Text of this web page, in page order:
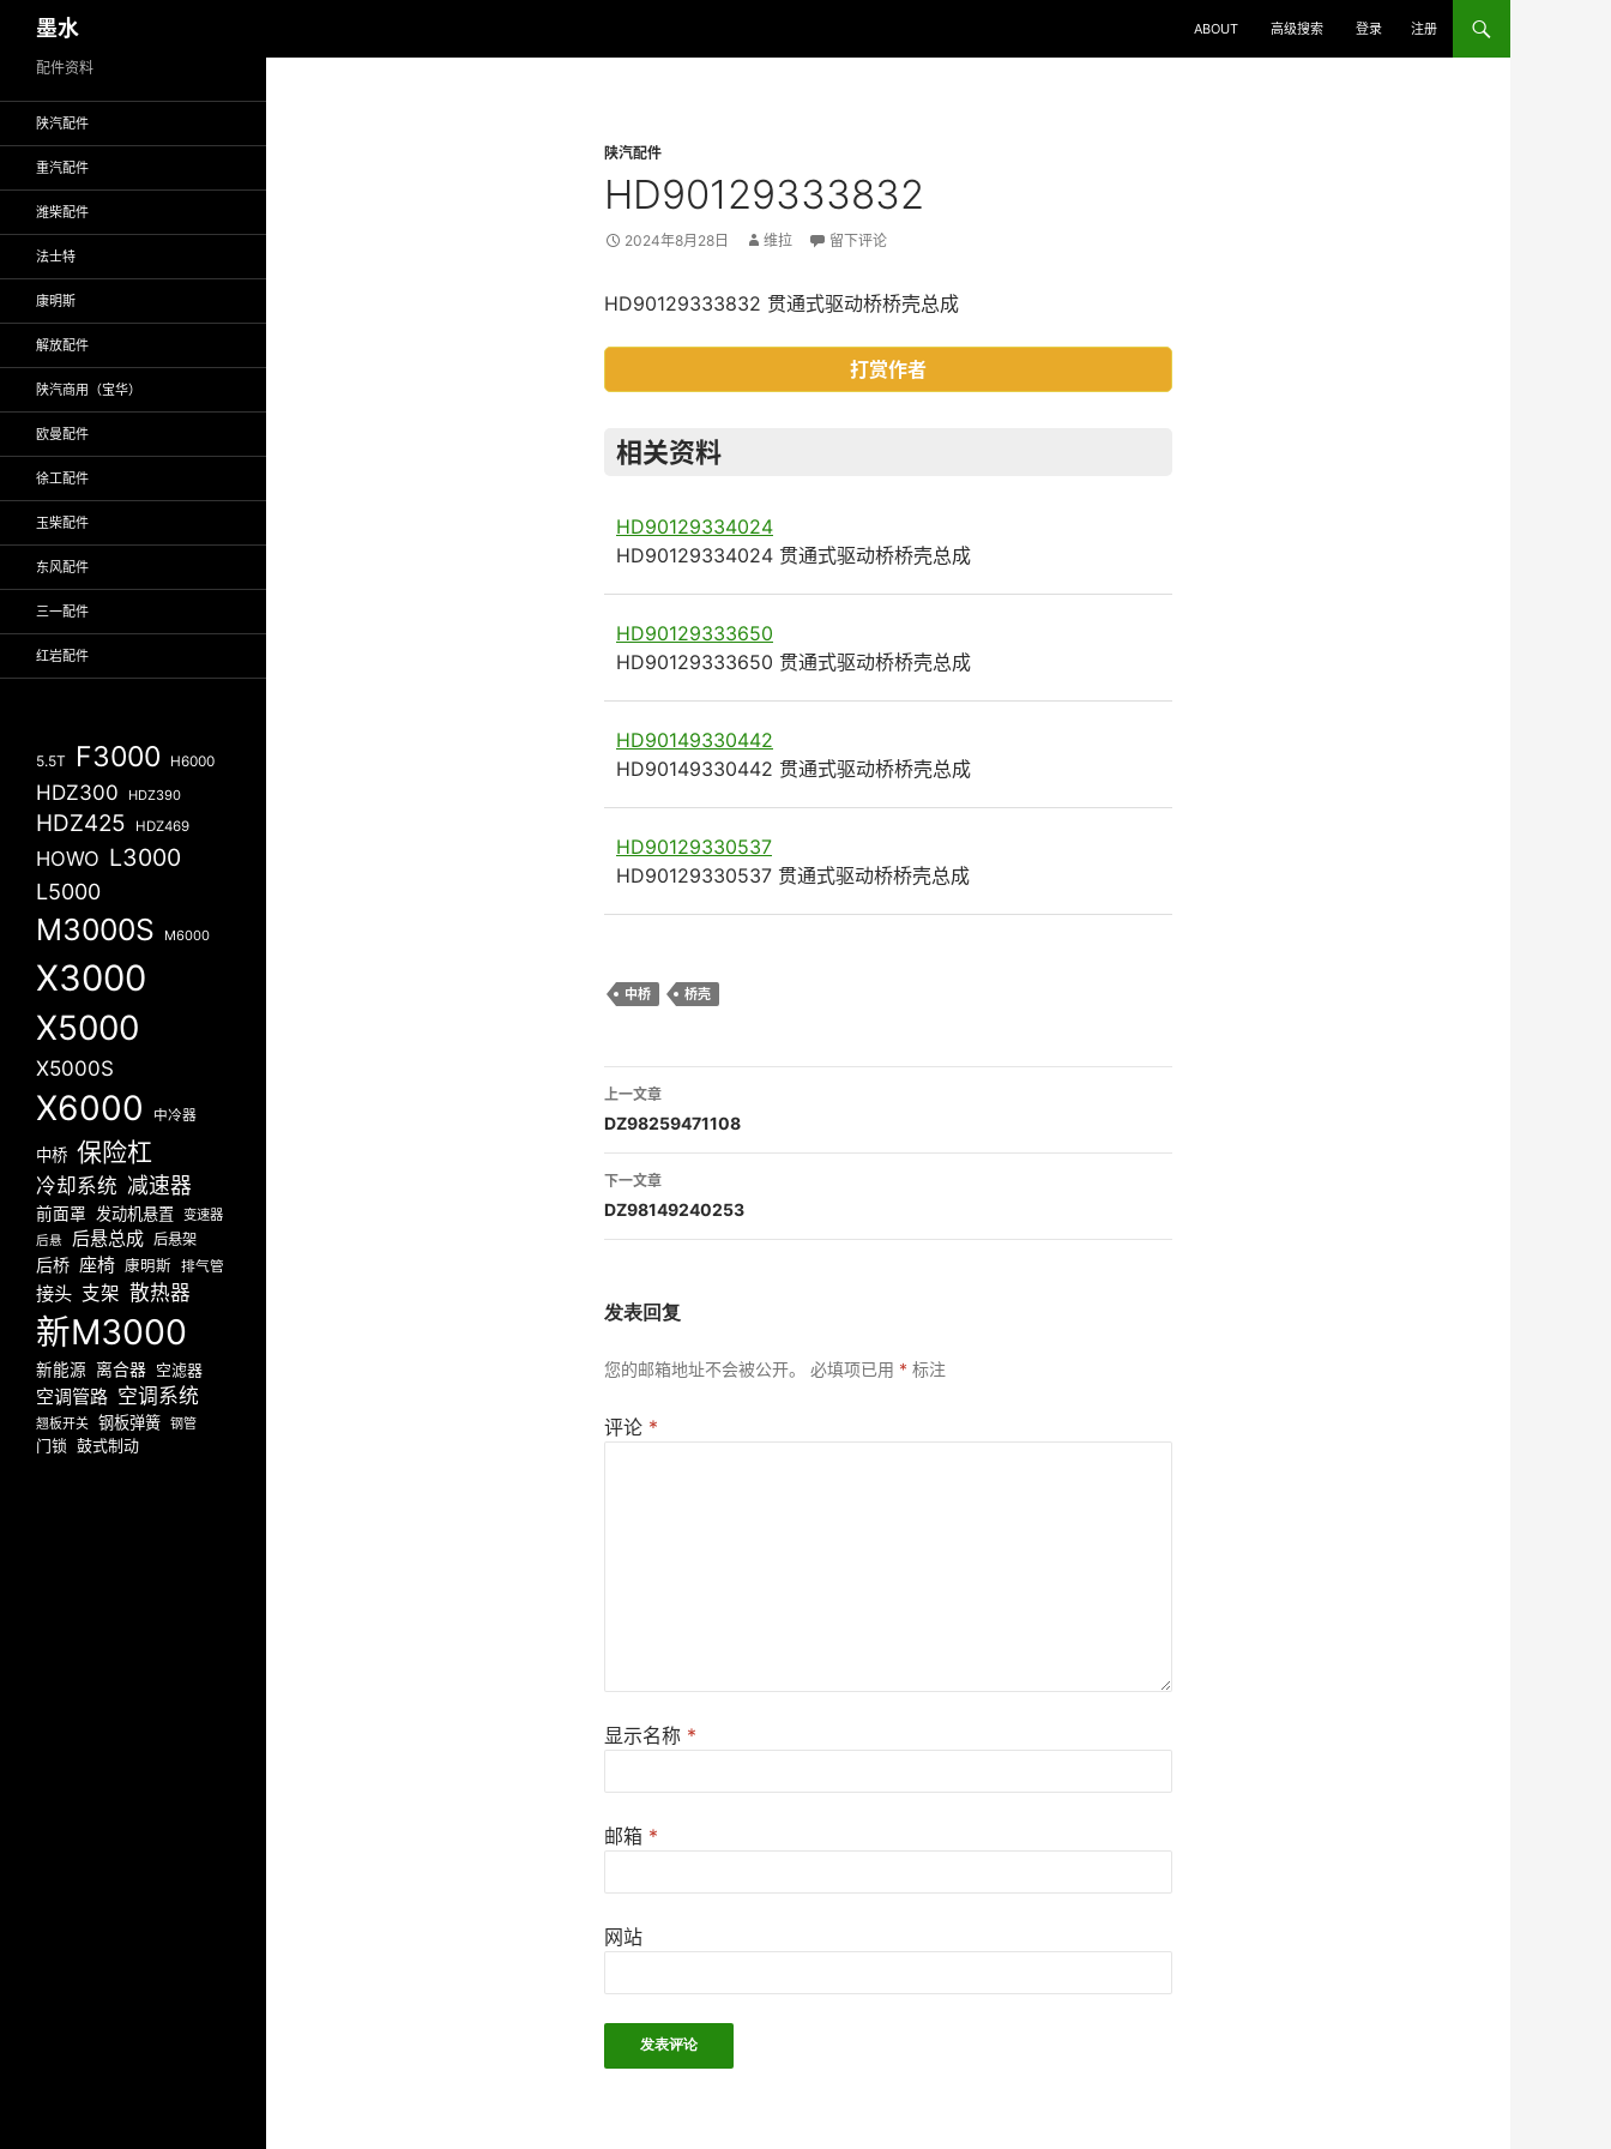
至
墨水 ABOUT 高级搜索 登录 注册
陕汽配件
HD90129333832
2024年8月28日 维拉 留下评论
HD90129333832 贯通式驱动桥桥壳总成
打赏作者
相关资料
HD90129334024
HD90129334024 贯通式驱动桥桥壳总成
HD90129333650
HD90129333650 贯通式驱动桥桥壳总成
HD90149330442
HD90149330442 贯通式驱动桥桥壳总成
HD90129330537
HD90129330537 贯通式驱动桥桥壳总成
中桥 桥壳
文
章
导
航
上一文章
DZ98259471108
下一文章
DZ98149240253
发表回复
您的邮箱地址不会被公开。 必填项已用 * 标注
评论 *
显示名称 *
邮箱 *
网站
配件资料
陕汽配件
重汽配件
潍柴配件
法士特
康明斯
解放配件
陕汽商用（宝华）
欧曼配件
徐工配件
玉柴配件
东风配件
三一配件
红岩配件
5.5T F3000 H6000
HDZ300 HDZ390
HDZ425 HDZ469
HOWO L3000
L5000
M3000S M6000
X3000
X5000
X5000S
X6000 中冷器
中桥 保险杠
冷却系统 减速器
前面罩 发动机悬置 变速器
后悬 后悬总成 后悬架
后桥 座椅 康明斯 排气管
接头 支架 散热器
新M3000
新能源 离合器 空滤器
空调管路 空调系统
翘板开关 钢板弹簧 钢管
门锁 鼓式制动